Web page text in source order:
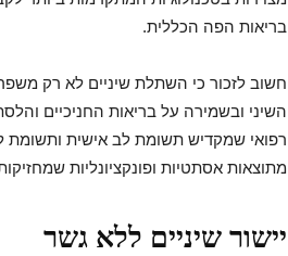
בריאות הפה הכללית.
חשוב לזכור כי השתלת שיניים לא רק
השיני ובשמירה על בריאות החניכיים
רפואי שמקדיש תשומת לב אישית ותשומת
מתוצאות אסתטיות ופונקציונליות
יישור שיניים ללא גשר